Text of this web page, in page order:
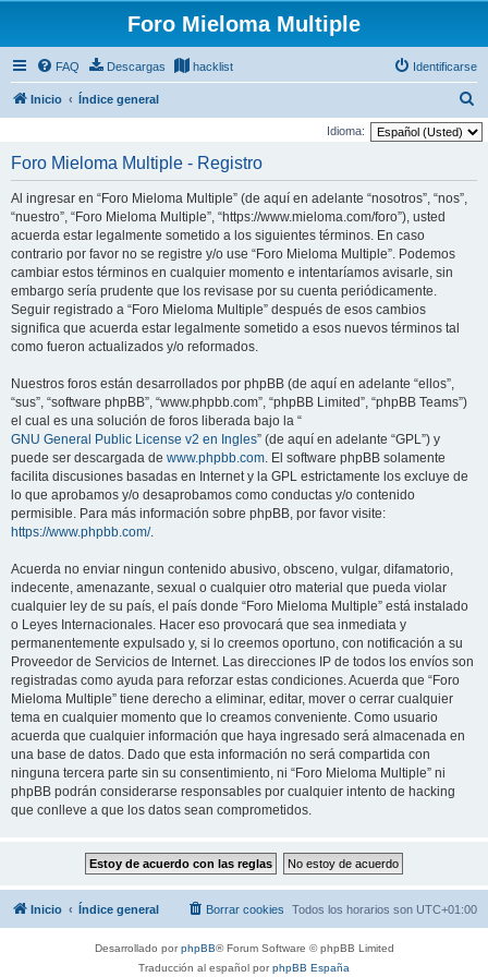
Foro Mieloma Multiple
FAQ Descargas hacklist Identificarse
Inicio Índice general
u
Idioma:
Foro Mieloma Multiple - Registro
Al ingresar en “Foro Mieloma Multiple” (de aquí en adelante “nosotros”, “nos”,
“nuestro”, “Foro Mieloma Multiple”, “https://www.mieloma.com/foro”), usted
acuerda estar legalmente sometido a los siguientes términos. En caso
contrario por favor no se registre y/o use “Foro Mieloma Multiple”. Podemos
cambiar estos términos en cualquier momento e intentaríamos avisarle, sin
embargo sería prudente que los revisase por su cuenta periódicamente.
Seguir registrado a “Foro Mieloma Multiple” después de esos cambios
significa que acuerda estar legalmente sometido a esos nuevos términos tal
como fueron actualizados y/o reformados.
Nuestros foros están desarrollados por phpBB (de aquí en adelante “ellos”,
“sus”, “software phpBB”, “www.phpbb.com”, “phpBB Limited”, “phpBB Teams”)
el cual es una solución de foros liberada bajo la “
GNU General Public License v2 en Ingles” (de aquí en adelante “GPL”) y
puede ser descargada de www.phpbb.com. El software phpBB solamente
facilita discusiones basadas en Internet y la GPL estrictamente los excluye de
lo que aprobamos y/o desaprobamos como conductas y/o contenido
permisible. Para más información sobre phpBB, por favor visite:
https://www.phpbb.com/.
Acuerda no enviar ningun contenido abusivo, obsceno, vulgar, difamatorio,
indecente, amenazante, sexual o cualquier otro material que pueda violar
cualquier ley de su país, el país donde “Foro Mieloma Multiple” está instalado
o Leyes Internacionales. Hacer eso provocará que sea inmediata y
permanentemente expulsado y, si lo creemos oportuno, con notificación a su
Proveedor de Servicios de Internet. Las direcciones IP de todos los envíos son
registradas como ayuda para reforzar estas condiciones. Acuerda que “Foro
Mieloma Multiple” tiene derecho a eliminar, editar, mover o cerrar cualquier
tema en cualquier momento que lo creamos conveniente. Como usuario
acuerda que cualquier información que haya ingresado será almacenada en
una base de datos. Dado que esta información no será compartida con
ninguna tercera parte sin su consentimiento, ni “Foro Mieloma Multiple” ni
phpBB podrán considerarse responsables por cualquier intento de hacking
que conlleve a que los datos sean comprometidos.
Inicio Índice general Todos los horarios son UTC+01:00
Borrar cookies
Desarrollado porphpBB® Forum Software © phpBB Limited
Traducción al español porphpBB España